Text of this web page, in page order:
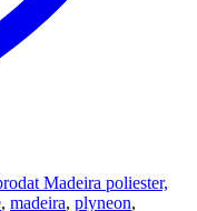
Madeira poliester,
, madeira, plyneon,